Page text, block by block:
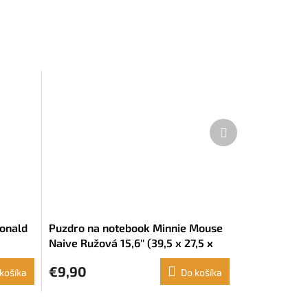
Puzdro na notebook Minnie Mouse
Naive Ružová 15,6'' (39,5 x 27,5 x
€9,90 Do košíka
Ďalší
produkt